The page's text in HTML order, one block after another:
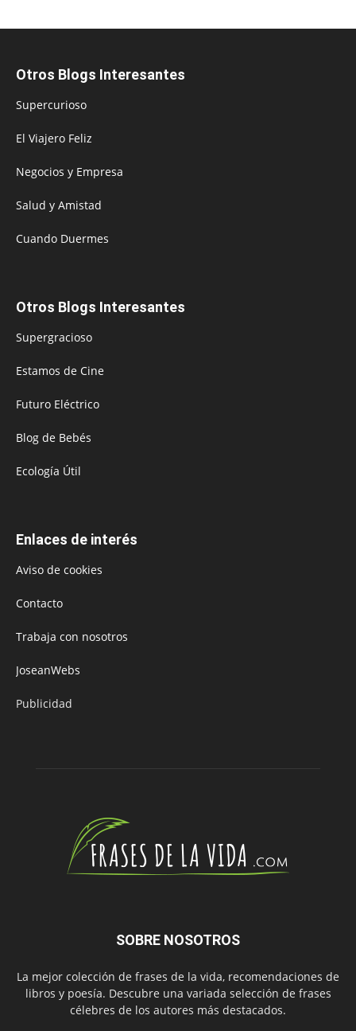
Otros Blogs Interesantes
Supercurioso
El Viajero Feliz
Negocios y Empresa
Salud y Amistad
Cuando Duermes
Otros Blogs Interesantes
Supergracioso
Estamos de Cine
Futuro Eléctrico
Blog de Bebés
Ecología Útil
Enlaces de interés
Aviso de cookies
Contacto
Trabaja con nosotros
JoseanWebs
Publicidad
SOBRE NOSOTROS
La mejor colección de frases de la vida, recomendaciones de
libros y poesía. Descubre una variada selección de frases
célebres de los autores más destacados.